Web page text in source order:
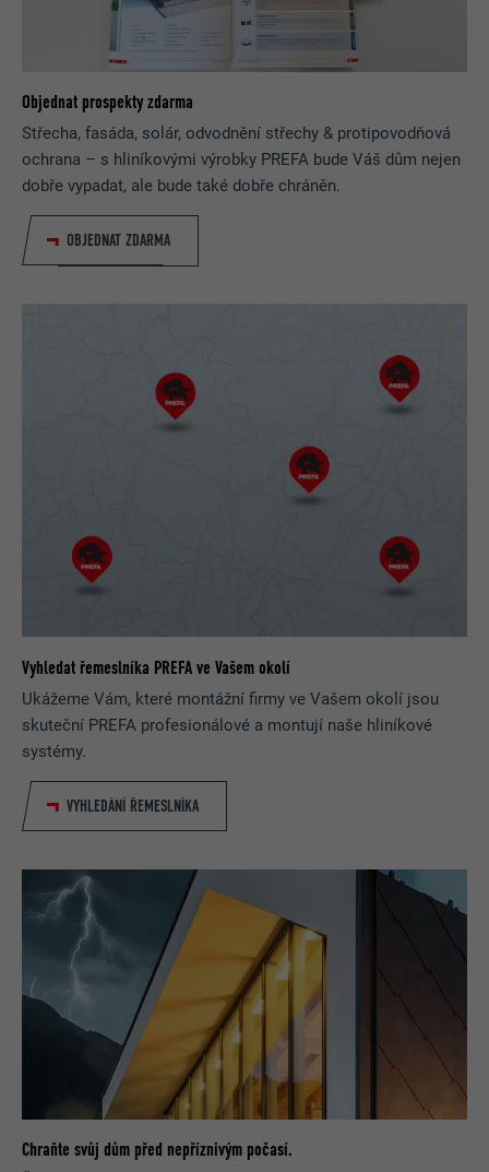
Objednat prospekty zdarma
Střecha, fasáda, solár, odvodnění střechy & protipovodňová
ochrana – s hliníkovými výrobky PREFA bude Váš dům nejen
dobře vypadat, ale bude také dobře chráněn.
OBJEDNAT ZDARMA
Vyhledat řemeslníka PREFA ve Vašem okolí
Ukážeme Vám, které montážní firmy ve Vašem okolí jsou
skuteční PREFA profesionálové a montují naše hliníkové
systémy.
VYHLEDÁNÍ ŘEMESLNÍKA
Chraňte svůj dům před nepříznivým počasí.